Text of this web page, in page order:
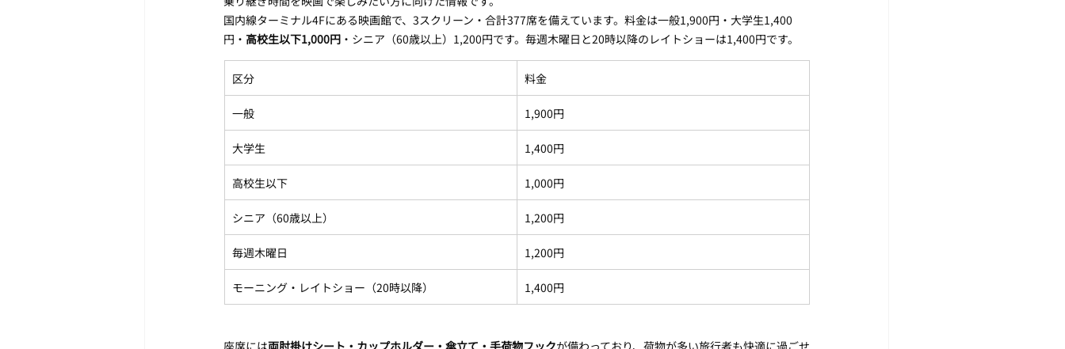
国内線ターミナル4Fにある映画館で、3スクリーン・合計377席を備えています。料金は一般1,900円・大学生1,400
円・ 高校生以下1,000円 ・シニア（60歳以上）1,200円です。毎週木曜日と20時以降のレイトショーは1,400円です。
区分 料金
一般 1,900円
大学生 1,400円
高校生以下 1,000円
シニア（60歳以上） 1,200円
毎週木曜日 1,200円
モーニング・レイトショー（20時以降） 1,400円
座席には両肘掛けシート・カップホルダー・傘立て・手荷物フックが備わっており、荷物が多い旅行者も快適に過ごせ